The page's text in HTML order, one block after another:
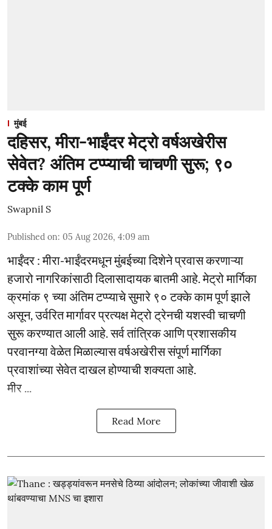
मुंबई
दहिसर, मीरा-भाईंदर मेट्रो वर्षअखेरीस
सेवेत? अंतिम टप्प्याची चाचणी सुरू; ९०
टक्के काम पूर्ण
Swapnil S
Published on: 05 Aug 2026, 4:09 am
भाईंंदर : मीरा-भाईंदरमधून मुंबईच्या दिशेने प्रवास करणाऱ्या
हजारो नागरिकांसाठी दिलासादायक बातमी आहे. मेट्रो मार्गिका
क्रमांक ९ च्या अंतिम टप्प्याचे सुमारे ९० टक्के काम पूर्ण झाले
असून, उर्वरित मार्गावर प्रत्यक्ष मेट्रो ट्रेनची यशस्वी चाचणी
सुरू करण्यात आली आहे. सर्व तांत्रिक आणि प्रशासकीय
परवानग्या वेळेत मिळाल्यास वर्षअखेरीस संपूर्ण मार्गिका
प्रवाशांच्या सेवेत दाखल होण्याची शक्यता आहे.
मीर ...
Read More